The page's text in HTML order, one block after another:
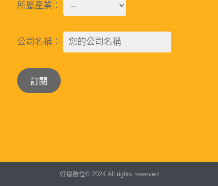
所屬產業：
公司名稱：
好優數位© 2024 All rights reserved